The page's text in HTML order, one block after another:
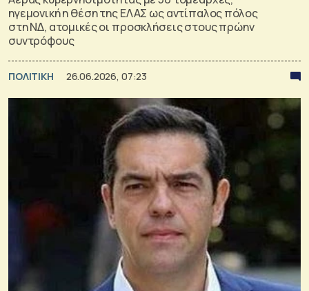
ηγεμονική η θέση της ΕΛΑΣ ως αντίπαλος πόλος
στη ΝΔ, ατομικές οι προσκλήσεις στους πρώην
συντρόφους
ΠΟΛΙΤΙΚΗ 26.06.2026, 07:23